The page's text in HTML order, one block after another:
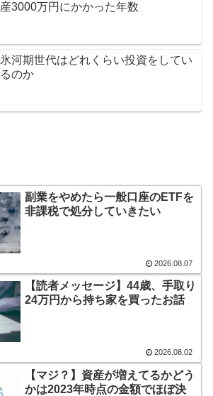
産3000万円にかかった年数
氷河期世代はどれくらい投資をしてい
るのか
副業をやめたら一般口座のETFを
非課税で処分していきたい
2026.08.07
【読者メッセージ】44歳、手取り
24万円から持ち家を買ったお話
2026.08.02
【マジ？】資産が増えてるかどう
かは2023年時点の金額でほぼ決